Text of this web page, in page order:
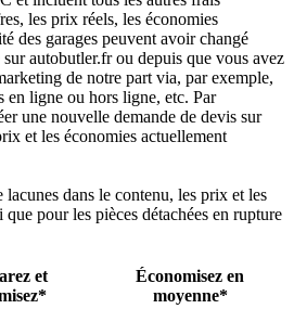
les prix réels, les économies
des garages peuvent avoir changé
autobutler.fr ou depuis que vous avez
de notre part via, par exemple,
en ligne ou hors ligne, etc. Par
une nouvelle demande de devis sur
et les économies actuellement
lacunes dans le contenu, les prix et les
pour les pièces détachées en rupture
et
Économisez en
moyenne*